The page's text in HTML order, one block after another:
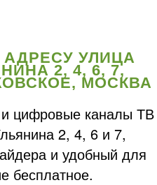
УЛИЦА
2, 4, 6, 7,
МОСКВА
цифровые каналы ТВ
2, 4, 6 и 7,
и удобный для
бесплатное.